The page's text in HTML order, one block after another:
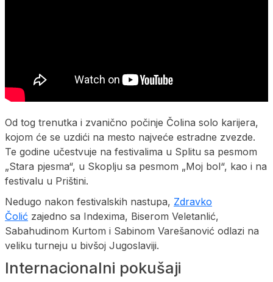
Od tog trenutka i zvanično počinje Čolina solo karijera,
kojom će se uzdići na mesto najveće estradne zvezde.
Te godine učestvuje na festivalima u Splitu sa pesmom
„Stara pjesma“, u Skoplju sa pesmom „Moj bol“, kao i na
festivalu u Prištini.
Nedugo nakon festivalskih nastupa, Zdravko
Čolić zajedno sa Indexima, Biserom Veletanlić,
Sabahudinom Kurtom i Sabinom Varešanović odlazi na
veliku turneju u bivšoj Jugoslaviji.
Internacionalni pokušaji